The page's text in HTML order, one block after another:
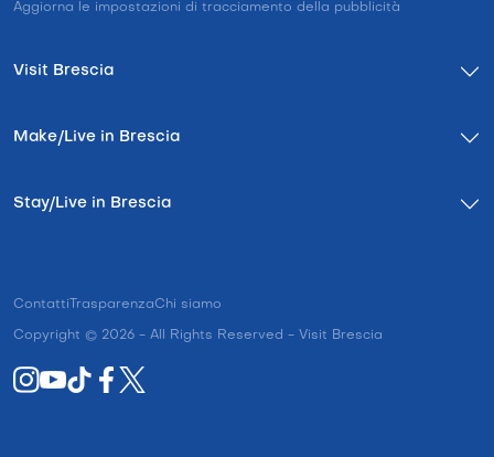
Aggiorna le impostazioni di tracciamento della pubblicità
Visit Brescia
Make/Live in Brescia
Stay/Live in Brescia
Contatti TrasparenzaChi siamo
Copyright © 2026 - All Rights Reserved - Visit Brescia